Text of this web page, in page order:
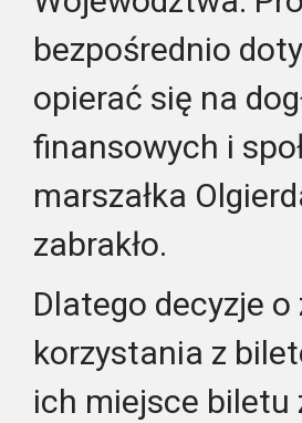
bezpośrednio
opierać się na
finansowych i
marszałka
zabrakło.
Dlatego decyzje
korzystania z
ich miejsce biletu